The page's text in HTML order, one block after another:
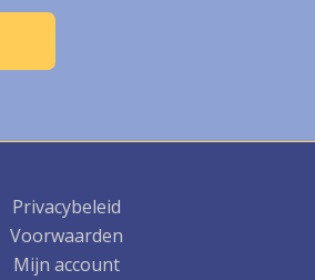
Privacybeleid
Voorwaarden
Mijn account